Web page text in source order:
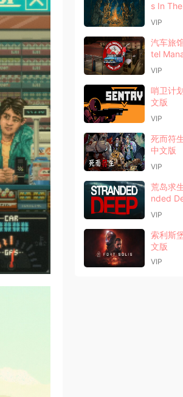
s In
VIP
汽车旅
tel
中文版
VIP
哨卫计
文版
VIP
死而符
中文版
VIP
荒岛求
nded
VIP
索利斯
文版
VIP